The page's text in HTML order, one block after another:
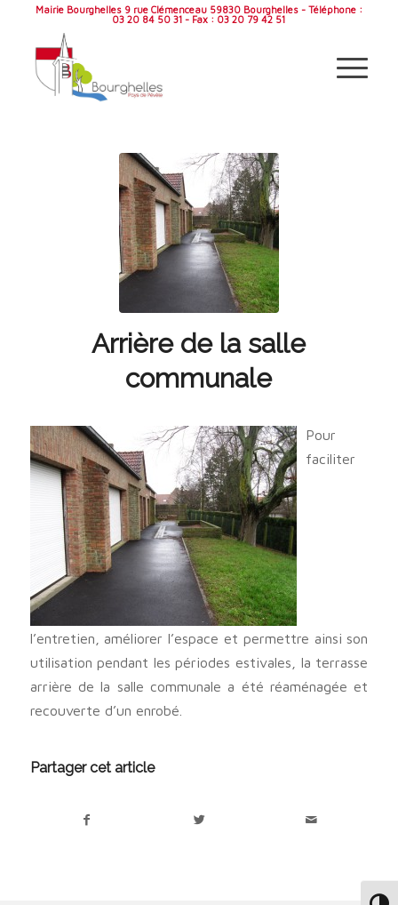
Mairie Bourghelles 9 rue Clémenceau 59830 Bourghelles - Téléphone :
03 20 84 50 31 - Fax : 03 20 79 42 51
Arrière de la salle
communale
Pour
faciliter
l’entretien, améliorer l’espace et permettre ainsi son
utilisation pendant les périodes estivales, la terrasse
arrière de la salle communale a été réaménagée et
recouverte d’un enrobé.
Partager cet article